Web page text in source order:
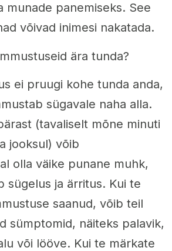
munade panemiseks. See
võivad inimesi nakatada.
ära tunda?
ei pruugi kohe tunda anda,
sügavale naha alla.
(tavaliselt mõne minuti
jooksul) võib
olla väike punane muhk,
sügelus ja ärritus. Kui te
saanud, võib teil
sümptomid, näiteks palavik,
või lööve. Kui te märkate